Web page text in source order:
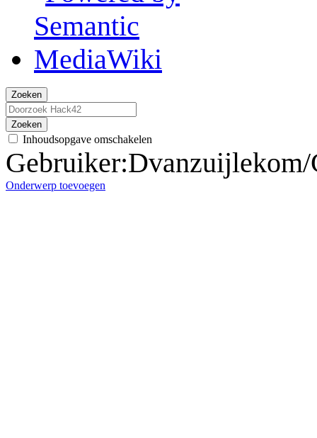
Zoeken
Zoeken
Inhoudsopgave omschakelen
Gebruiker:
Onderwerp toevoegen